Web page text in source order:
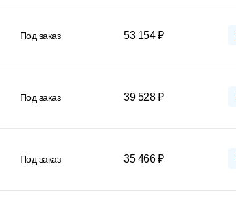
Под заказ 53 154 ₽
Под заказ 39 528 ₽
Под заказ 35 466 ₽